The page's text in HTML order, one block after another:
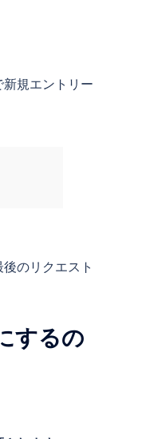
規エントリー
のリクエスト
するの